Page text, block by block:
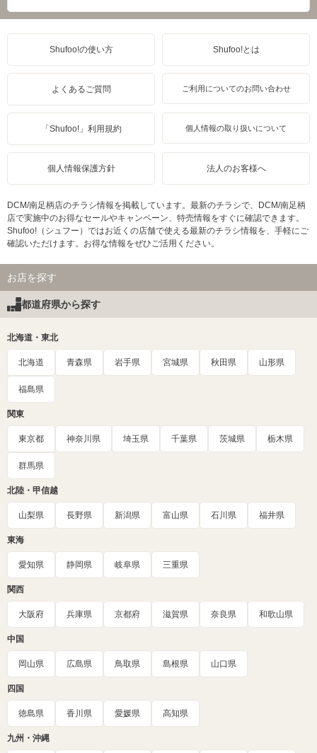
Shufoo!の使い方 Shufoo!とは
よくあるご質問 ご利用についてのお問い合わせ
「Shufoo!」利用規約 個人情報の取り扱いについて
個人情報保護方針 法人のお客様へ
DCM/南足柄店のチラシ情報を掲載しています。最新のチラシで、DCM/南足柄
店で実施中のお得なセールやキャンペーン、特売情報をすぐに確認できます。
Shufoo!（シュフー）ではお近くの店舗で使える最新のチラシ情報を、手軽にご
確認いただけます。お得な情報をぜひご活用ください。
お店を探す
都道府県から探す
北海道・東北
北海道 青森県 岩手県 宮城県 秋田県 山形県
福島県
関東
東京都 神奈川県 埼玉県 千葉県 茨城県 栃木県
群馬県
北陸・甲信越
山梨県 長野県 新潟県 富山県 石川県 福井県
東海
愛知県 静岡県 岐阜県 三重県
関西
大阪府 兵庫県 京都府 滋賀県 奈良県 和歌山県
中国
岡山県 広島県 鳥取県 島根県 山口県
四国
徳島県 香川県 愛媛県 高知県
九州・沖縄